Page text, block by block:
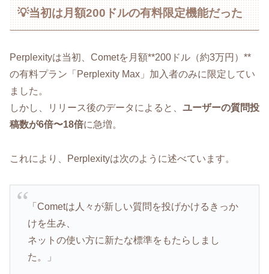
💡当初は月額200ドルの有料限定機能だった
Perplexityは当初、Cometを月額**200ドル（約3万円）**
の有料プラン「Perplexity Max」加入者のみに限定してい
ました。
しかし、リリース後のデータによると、 ユーザーの質問投
稿数が6倍〜18倍に急増。
これにより、Perplexityは次のように述べています。
「Cometは人々が新しい質問を投げかけるきっか
けを生み、
ネットの使い方に新たな標準をもたらしまし
た。」